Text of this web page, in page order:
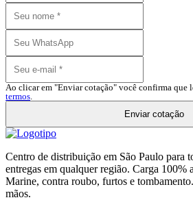
Ao clicar em "Enviar cotação" você confirma que
termos
Enviar cotação
Centro de distribuição em São Paulo para
entregas em qualquer região. Carga 100%
Marine, contra roubo, furtos e
mãos.